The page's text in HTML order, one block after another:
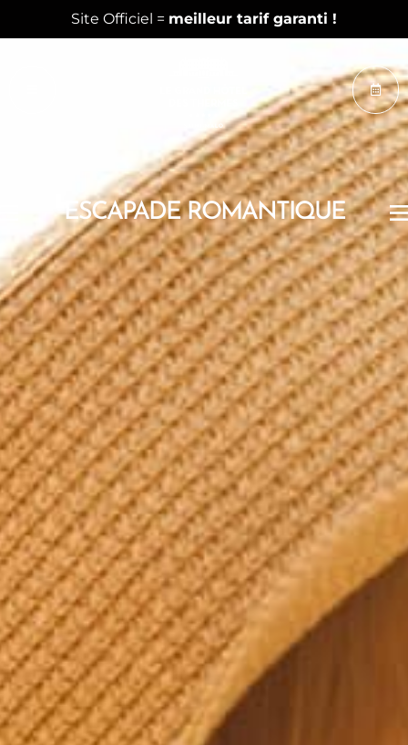
Découvrez nos chambres réinventées
ESCAPADE ROMANTIQUE